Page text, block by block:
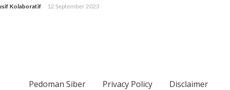
Kolaboratif 12 September 2023
Pedoman Siber Privacy Policy Disclaimer